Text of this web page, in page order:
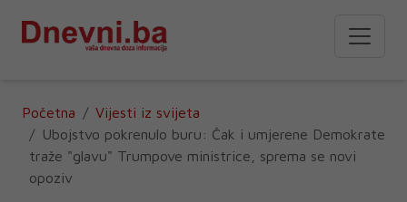
Početna
Vijesti iz svijeta
Ubojstvo pokrenulo buru: Čak i umjerene Demokrate
traže "glavu" Trumpove ministrice, sprema se novi
opoziv